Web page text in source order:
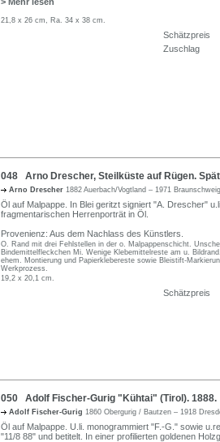
21,8 x 26 cm, Ra. 34 x 38 cm.
Schätzpreis
Zuschlag
048 Arno Drescher, Steilküste auf Rügen.
Arno Drescher 1882 Auerbach/Vogtland – 1971 Braunschweig
Öl auf Malpappe. In Blei geritzt signiert "A. Drescher"
fragmentarischen Herrenporträt in Öl.
Provenienz: Aus dem Nachlass des Künstlers.
O. Rand mit drei Fehlstellen in der o. Malpappenschicht.
Bindemittelfleckchen Mi. Wenige Klebemittelreste am u.
ehem. Montierung und Papierklebereste sowie Bleistift-
Werkprozess.
19,2 x 20,1 cm.
Schätzpreis
050 Adolf Fischer-Gurig "Kühtai" (Tirol). 1888.
Adolf Fischer-Gurig 1860 Obergurig / Bautzen – 1918
Öl auf Malpappe. U.li. monogrammiert "F.-G." sowie
"11/8 88" und betitelt. In einer profilierten goldenen